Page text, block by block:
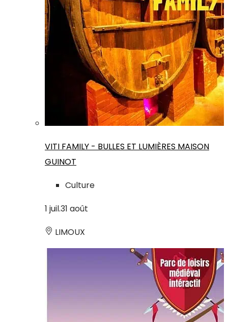
VITI FAMILY - BULLES ET LUMIÈRES MAISON
GUINOT
Culture
1 juil.31 août
LIMOUX